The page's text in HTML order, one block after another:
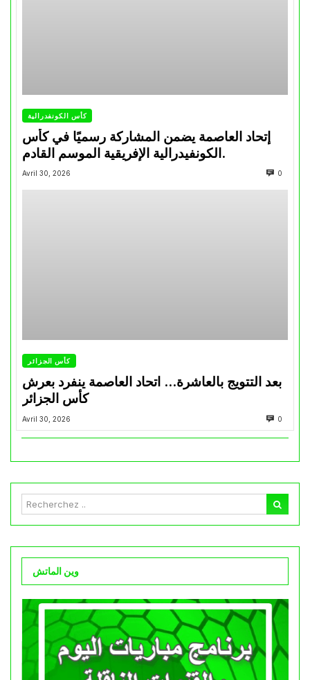
كأس الكونفدرالية
إتحاد العاصمة يضمن المشاركة رسميًا في كأس
الكونفيدرالية الإفريقية الموسم القادم.
Avril 30, 2026 0
كأس الجزائر
بعد التتويج بالعاشرة… اتحاد العاصمة ينفرد بعرش
كأس الجزائر
Avril 30, 2026 0
وين الماتش